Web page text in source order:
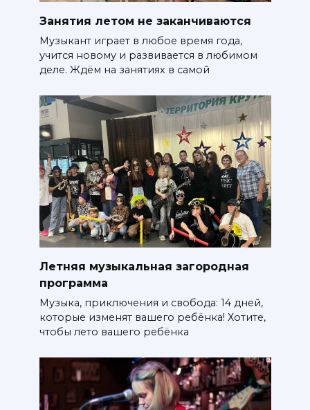
Занятия летом не заканчиваются
Музыкант играет в любое время года,
учится новому и развивается в любимом
деле. Ждём на занятиях в самой
Летняя музыкальная загородная
программа
Музыка, приключения и свобода: 14 дней,
которые изменят вашего ребёнка! Хотите,
чтобы лето вашего ребёнка